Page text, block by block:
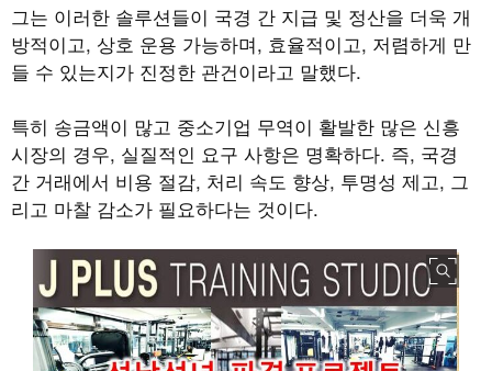
그는 이러한 솔루션들이 국경 간 지급 및 정산을 더욱 개
방적이고, 상호 운용 가능하며, 효율적이고, 저렴하게 만
들 수 있는지가 진정한 관건이라고 말했다.
특히 송금액이 많고 중소기업 무역이 활발한 많은 신흥
시장의 경우, 실질적인 요구 사항은 명확하다. 즉, 국경
간 거래에서 비용 절감, 처리 속도 향상, 투명성 제고, 그
리고 마찰 감소가 필요하다는 것이다.